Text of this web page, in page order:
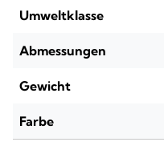
Umweltklasse
Abmessungen
Gewicht
Farbe